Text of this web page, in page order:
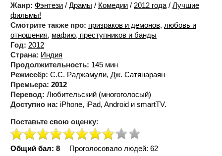
Жанр: Фэнтези / Драмы / Комедии / 2012 года / Лучшие
фильмы!
Смотрите также про: призраков и демонов, любовь и
отношения, мафию, преступников и банды
Год: 2012
Страна: Индия
Продолжительность: 145 мин
Режиссёр: С.С. Раджамули, Дж. Сатянараян
Премьера: 2012
Перевод: Любительский (многоголосый)
Доступно на: iPhone, iPad, Android и smartTV.
Поставьте свою оценку:
Общий бал: 8 Проголосовало людей: 62